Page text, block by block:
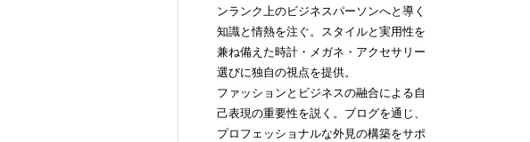
ンランク上のビジネスパーソンへと導く
知識と情熱を注ぐ。スタイルと実用性を
兼ね備えた時計・メガネ・アクセサリー
選びに独自の視点を提供。
ファッションとビジネスの融合による自
己表現の重要性を説く。ブログを通じ、
プロフェッショナルな外見の構築をサポ